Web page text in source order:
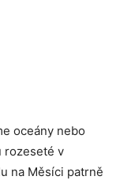
oceány nebo
rozeseté v
na Měsíci patrně